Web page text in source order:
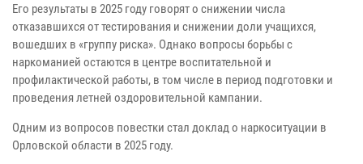
Его результаты в 2025 году говорят о снижении числа
отказавшихся от тестирования и снижении доли учащихся,
вошедших в «группу риска». Однако вопросы борьбы с
наркоманией остаются в центре воспитательной и
профилактической работы, в том числе в период подготовки и
проведения летней оздоровительной кампании.
Одним из вопросов повестки стал доклад о наркоситуации в
Орловской области в 2025 году.